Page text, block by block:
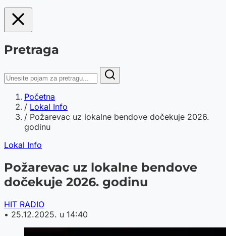
Pretraga
Početna
/ Lokal Info
/ Požarevac uz lokalne bendove dočekuje 2026.
godinu
Lokal Info
Požarevac uz lokalne bendove
dočekuje 2026. godinu
HIT RADIO
• 25.12.2025. u 14:40